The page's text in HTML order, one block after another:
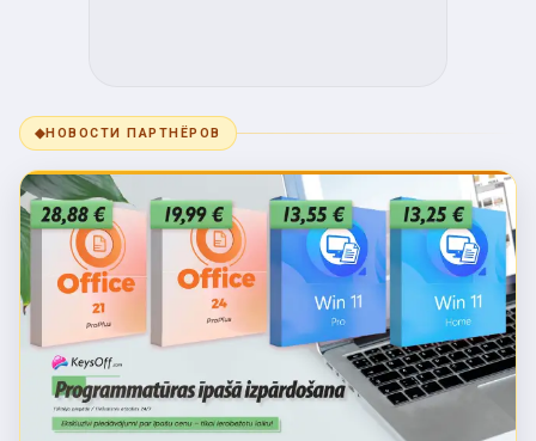
◆НОВОСТИ ПАРТНЁРОВ